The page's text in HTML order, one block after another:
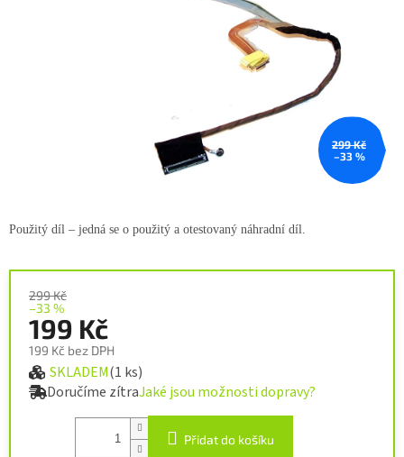
299 Kč
–33 %
299 Kč
–33 %
199 Kč
199 Kč bez DPH
Měrná cena:
SKLADEM(1 ks)
Doručíme zítraJaké jsou možnosti dopravy?
Přidat do košíku
Použitý díl – jedná se o použitý a otestovaný náhradní díl.